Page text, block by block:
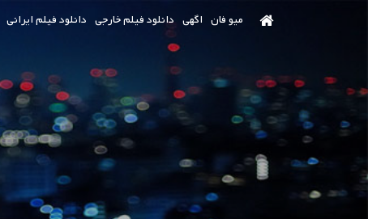
میو فان اگهی دانلود فیلم خارجی دانلود فیلم ایرانی